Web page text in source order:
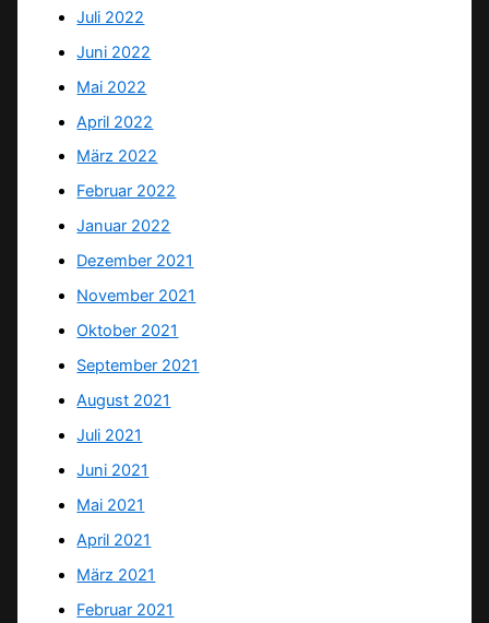
Juli 2022
Juni 2022
Mai 2022
April 2022
März 2022
Februar 2022
Januar 2022
Dezember 2021
November 2021
Oktober 2021
September 2021
August 2021
Juli 2021
Juni 2021
Mai 2021
April 2021
März 2021
Februar 2021